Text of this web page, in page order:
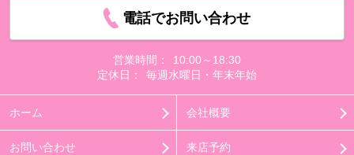
電話でお問い合わせ
営業時間：
10:00～18:30
定休日：
毎週水曜日・年末年始
ホーム 会社概要
お問い合わせ 来店予約